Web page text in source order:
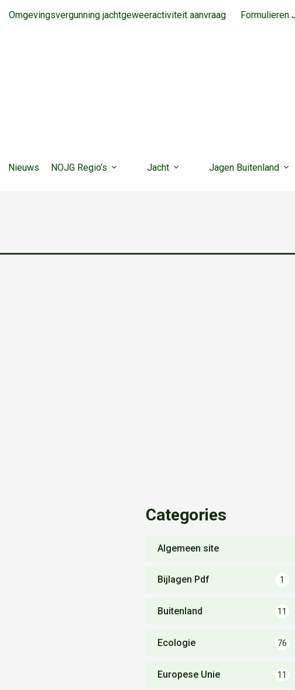
Omgevingsvergunning jachtgeweeractiviteit aanvraag Formulieren
Nieuws NOJG Regio’s Jacht Jagen Buitenland
Categories
Algemeen site
Bijlagen Pdf 1
Buitenland 11
Ecologie 76
Europese Unie 11